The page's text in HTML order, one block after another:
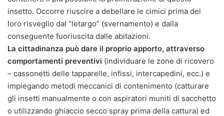
insetto. Occorre riuscire a debellare le cimici prima del
loro risveglio dal “letargo” (svernamento) e dalla
conseguente fuoriuscita dalle abitazioni.
La cittadinanza può dare il proprio apporto, attraverso
comportamenti preventivi (individuare le zone di ricovero
– cassonetti delle tapparelle, infissi, intercapedini, ecc.) e
impiegando metodi meccanici di contenimento (catturare
gli insetti manualmente o con aspiratori muniti di sacchetto
o utilizzando ghiaccio secco spray prima della cattura) ed